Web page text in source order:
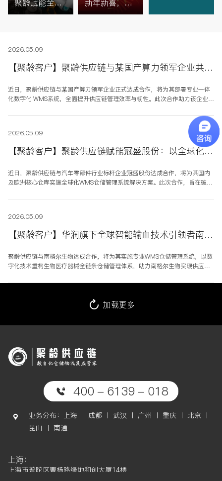
聚龄赋能全球
工程机械行业
执行一体的数
新年新喜，聚
龄获电容龙头
2026.05.09
【聚龄客户】聚龄供应链与某国产算力领军企业共建国产算力供应链管理新标杆
近日，聚龄供应链与某国产算力领军企业正式达成合作，将为其部署专业一体
化数字化 WMS系统，全面提升供应链管理效率与韧性。此次合作助力该企业解
力产业发展注入新动能。
2026.05.09
【聚龄客户】聚龄供应链赋能冠盛股份：以全球化WMS重塑汽车零部件供应链跨国管理
近日，聚龄供应链与汽车零部件行业标杆企业冠盛股份达成合作，将为其国内
及欧洲核心仓库实施全球化WMS仓储管理系统解决方案。此次合作，旨在破解
运转，为冠盛股份全球化战略布局注入强劲动力。
2026.05.09
【聚龄客户】华润旗下全球智能输血技术引领者南格尔生物，联合聚龄打造高合规可追溯智慧医药供应链新标杆
聚龄供应链与南格尔生物达成合作，将为其实施专业WMS仓储管理系统，以数
字化技术重构生物医疗器械全链条仓储管理体系，助力南格尔生物实现供应链
新典范。
加载更多
400 - 6139 - 018
业务分布：上海 丨 成都 丨 武汉 丨 广州 丨 重庆 丨 北京 丨
昆山 丨 南通
上海：
上海市普陀区曹杨路绿地和创大厦14楼